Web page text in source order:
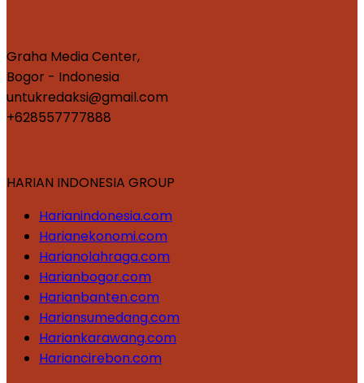
Graha Media Center,
Bogor - Indonesia
untukredaksi@gmail.com
+628557777888
HARIAN INDONESIA GROUP
Harianindonesia.com
Harianekonomi.com
Harianolahraga.com
Harianbogor.com
Harianbanten.com
Hariansumedang.com
Hariankarawang.com
Hariancirebon.com